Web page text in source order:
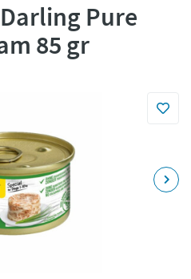
Klarna
Pure
85 gr